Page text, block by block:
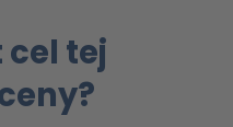
cel tej